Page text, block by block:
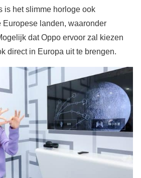
is het slimme horloge ook
landen, waaronder
dat Oppo ervoor zal kiezen
direct in Europa uit te brengen.